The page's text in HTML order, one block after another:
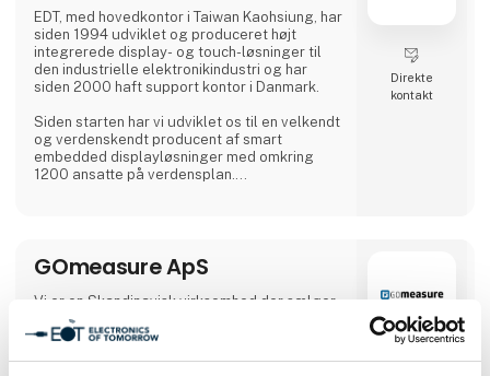
EDT, med hovedkontor i Taiwan Kaohsiung, har
siden 1994 udviklet og produceret højt
integrerede display- og touch-løsninger til
den industrielle elektronikindustri og har
siden 2000 haft support kontor i Danmark.
Siden starten har vi udviklet os til en velkendt
og verdenskendt producent af smart
embedded displayløsninger med omkring
1200 ansatte på verdensplan.
ekspertise og erfaring kan vi tilbyde en
løsning med specialtilpassede produkter selv
til kritiske miljøer med usædvanlige krav.
Direkte
kontakt
GOmeasure ApS
Vi er en Skandinavisk virksomhed der sælger
test og måleudstyr fra verdens største
leverandører. Besøg os og hør mere om